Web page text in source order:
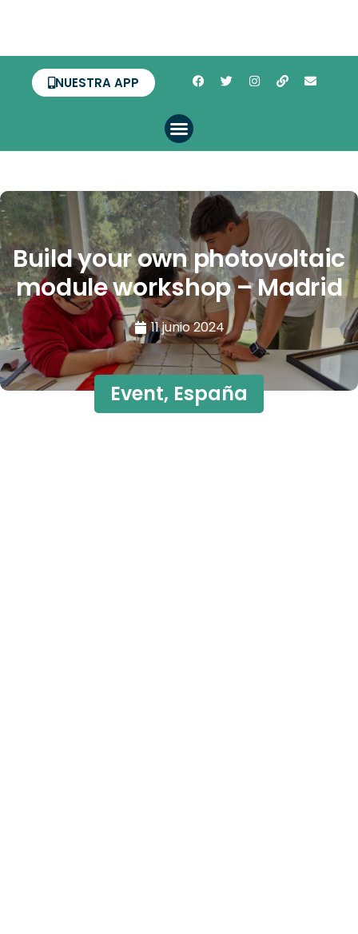
NUESTRA APP
Build your own photovoltaic
module workshop – Madrid
11 junio 2024
Event, España